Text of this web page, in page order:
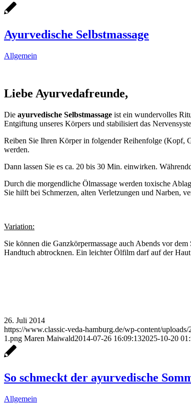
Ayurvedische Selbstmassage
Allgemein
Liebe Ayurvedafreunde,
Die ayurvedische Selbstmassage ist ein wundervolles
Entgiftung unseres Körpers und stabilisiert das
Reiben Sie Ihren Körper in folgender Reihenfolge (Kopf,
werden.
Dann lassen Sie es ca. 20 bis 30 Min. einwirken.
Durch die morgendliche Ölmassage werden toxische
Sie hilft bei Schmerzen, alten Verletzungen und Narben,
Variation:
Sie können die Ganzkörpermassage auch Abends vor
Handtuch abtrocknen. Ein leichter Ölfilm darf auf der
26. Juli 2014
https://www.classic-veda-hamburg.de/wp-content/
1.png Maren Maiwald2014-07-26 16:09:132025-10-20
So schmeckt der ayurvedische
Allgemein